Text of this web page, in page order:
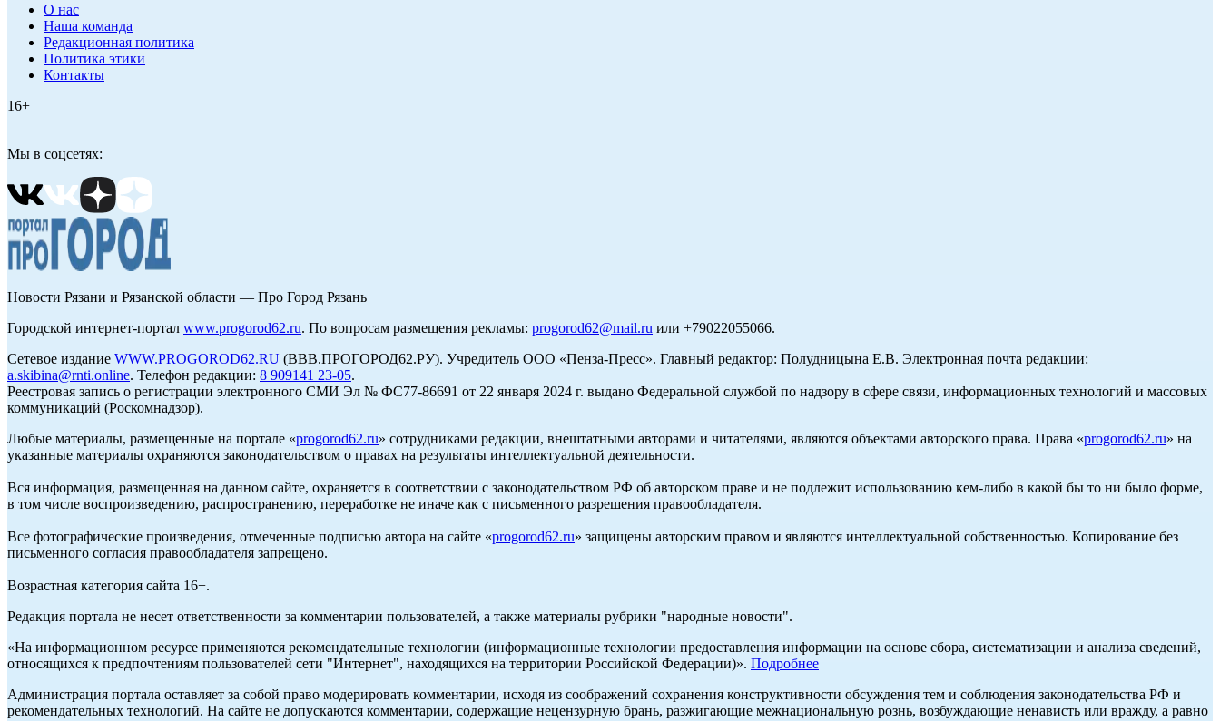
О нас
Наша команда
Редакционная политика
Политика этики
Контакты
16+
Мы в соцсетях:
Новости Рязани и Рязанской области — Про Город Рязань
Городской интернет-портал www.progorod62.ru. По вопросам размещения рекламы: progorod62@mail.ru или +79022055066.
Сетевое издание WWW.PROGOROD62.RU (ВВВ.ПРОГОРОД62.РУ). Учредитель ООО «Пенза-Пресс». Главный редактор: Полудницына Е.В. Электронная почта редакции:
a.skibina@rnti.online. Телефон редакции: 8 909141 23-05.
Реестровая запись о регистрации электронного СМИ Эл № ФС77-86691 от 22 января 2024 г. выдано Федеральной службой по надзору в сфере связи, информационных технологий и массовых
коммуникаций (Роскомнадзор).
Любые материалы, размещенные на портале «progorod62.ru» сотрудниками редакции, внештатными авторами и читателями, являются объектами авторского права. Права «progorod62.ru» на
указанные материалы охраняются законодательством о правах на результаты интеллектуальной деятельности.
Вся информация, размещенная на данном сайте, охраняется в соответствии с законодательством РФ об авторском праве и не подлежит использованию кем-либо в какой бы то ни было форме,
в том числе воспроизведению, распространению, переработке не иначе как с письменного разрешения правообладателя.
Все фотографические произведения, отмеченные подписью автора на сайте «progorod62.ru» защищены авторским правом и являются интеллектуальной собственностью. Копирование без
письменного согласия правообладателя запрещено.
Возрастная категория сайта 16+.
Редакция портала не несет ответственности за комментарии пользователей, а также материалы рубрики "народные новости".
«На информационном ресурсе применяются рекомендательные технологии (информационные технологии предоставления информации на основе сбора, систематизации и анализа сведений,
относящихся к предпочтениям пользователей сети "Интернет", находящихся на территории Российской Федерации)». Подробнее
Администрация портала оставляет за собой право модерировать комментарии, исходя из соображений сохранения конструктивности обсуждения тем и соблюдения законодательства РФ и
рекомендательных технологий. На сайте не допускаются комментарии, содержащие нецензурную брань, разжигающие межнациональную рознь, возбуждающие ненависть или вражду, а равно